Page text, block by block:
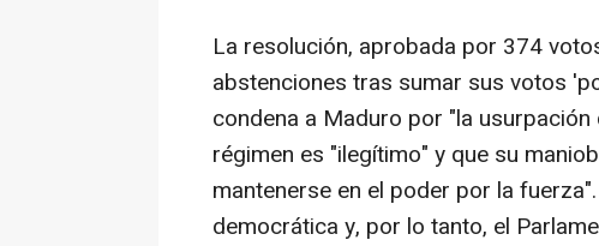
La resolución, aprobada por 374
abstenciones tras sumar sus votos
condena a Maduro por "la
régimen es "ilegítimo" y que su
mantenerse en el poder por la
democrática y, por lo tanto, el